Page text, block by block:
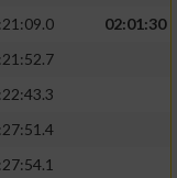
02:01:30